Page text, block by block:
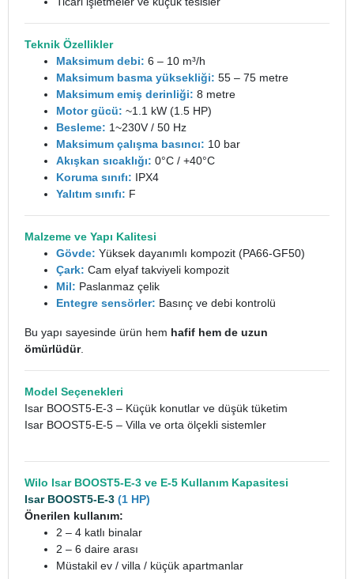
Teknik Özellikler
Maksimum debi: 6 – 10 m³/h
Maksimum basma yüksekliği: 55 – 75 metre
Maksimum emiş derinliği: 8 metre
Motor gücü: ~1.1 kW (1.5 HP)
Besleme: 1~230V / 50 Hz
Maksimum çalışma basıncı: 10 bar
Akışkan sıcaklığı: 0°C / +40°C
Koruma sınıfı: IPX4
Yalıtım sınıfı: F
Malzeme ve Yapı Kalitesi
Gövde: Yüksek dayanımlı kompozit (PA66-GF50)
Çark: Cam elyaf takviyeli kompozit
Mil: Paslanmaz çelik
Entegre sensörler: Basınç ve debi kontrolü
Bu yapı sayesinde ürün hem hafif hem de uzun
ömürlüdür.
Model Seçenekleri
Isar BOOST5-E-3 – Küçük konutlar ve düşük tüketim
Isar BOOST5-E-5 – Villa ve orta ölçekli sistemler
Wilo Isar BOOST5-E-3 ve E-5 Kullanım Kapasitesi
Isar BOOST5-E-3 (1 HP)
Önerilen kullanım:
2 – 4 katlı binalar
2 – 6 daire arası
Müstakil ev / villa / küçük apartmanlar